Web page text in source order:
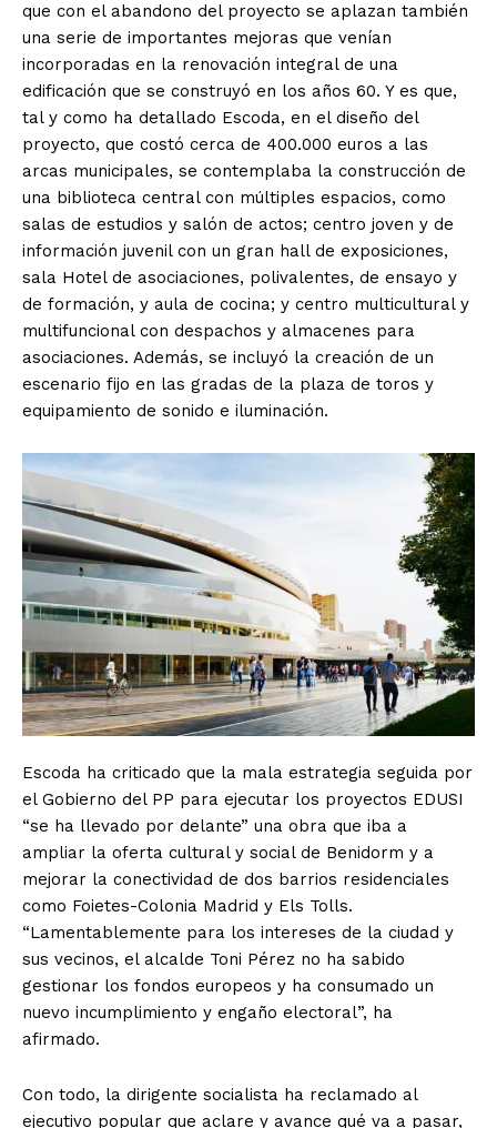
que con el abandono del proyecto se aplazan también
una serie de importantes mejoras que venían
incorporadas en la renovación integral de una
edificación que se construyó en los años 60. Y es que,
tal y como ha detallado Escoda, en el diseño del
proyecto, que costó cerca de 400.000 euros a las
arcas municipales, se contemplaba la construcción de
una biblioteca central con múltiples espacios, como
salas de estudios y salón de actos; centro joven y de
información juvenil con un gran hall de exposiciones,
sala Hotel de asociaciones, polivalentes, de ensayo y
de formación, y aula de cocina; y centro multicultural y
multifuncional con despachos y almacenes para
asociaciones. Además, se incluyó la creación de un
escenario fijo en las gradas de la plaza de toros y
equipamiento de sonido e iluminación.
Escoda ha criticado que la mala estrategia seguida por
el Gobierno del PP para ejecutar los proyectos EDUSI
“se ha llevado por delante” una obra que iba a
ampliar la oferta cultural y social de Benidorm y a
mejorar la conectividad de dos barrios residenciales
como Foietes-Colonia Madrid y Els Tolls.
“Lamentablemente para los intereses de la ciudad y
sus vecinos, el alcalde Toni Pérez no ha sabido
gestionar los fondos europeos y ha consumado un
nuevo incumplimiento y engaño electoral”, ha
afirmado.
Con todo, la dirigente socialista ha reclamado al
ejecutivo popular que aclare y avance qué va a pasar,